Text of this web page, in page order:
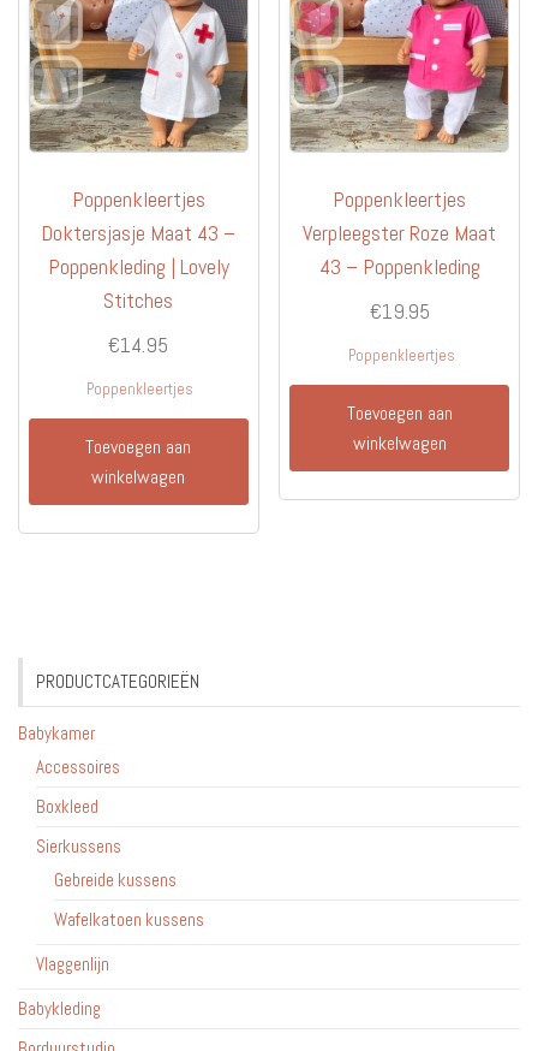
Poppenkleertjes
Doktersjasje Maat 43 –
Poppenkleding | Lovely
Stitches
€14.95
Poppenkleertjes
Toevoegen aan
winkelwagen
Poppenkleertjes
Verpleegster Roze Maat
43 – Poppenkleding
€19.95
Poppenkleertjes
Toevoegen aan
winkelwagen
PRODUCTCATEGORIEËN
Babykamer
Accessoires
Boxkleed
Sierkussens
Gebreide kussens
Wafelkatoen kussens
Vlaggenlijn
Babykleding